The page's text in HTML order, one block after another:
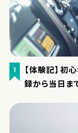
1
【体験記】初
録から当日ま